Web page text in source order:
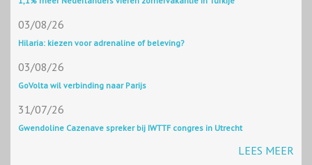
03/08/26
Hilaria: kiezen voor adrenaline of beleving?
03/08/26
GoVolta wil verbinding naar Parijs
31/07/26
Gwendoline Cazenave spreker bij IWTTF congres in Utrecht
LEES MEER